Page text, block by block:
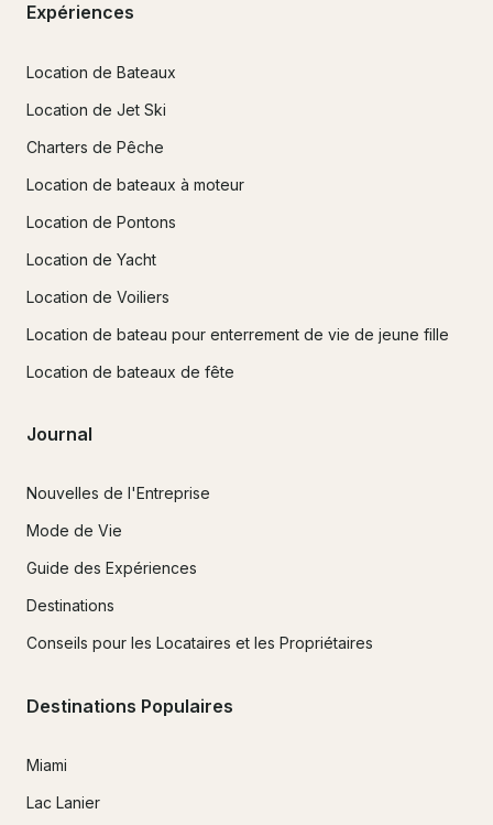
Expériences
Location de Bateaux
Location de Jet Ski
Charters de Pêche
Location de bateaux à moteur
Location de Pontons
Location de Yacht
Location de Voiliers
Location de bateau pour enterrement de vie de jeune fille
Location de bateaux de fête
Journal
Nouvelles de l'Entreprise
Mode de Vie
Guide des Expériences
Destinations
Conseils pour les Locataires et les Propriétaires
Destinations Populaires
Miami
Lac Lanier